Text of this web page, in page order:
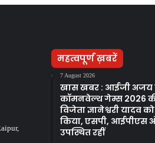
महत्वपूर्ण ख़बरें
7 August 2026
खास खबर : आईजी अजय
कॉमनवेल्थ गेम्स 2026
विजेता ज्ञानेश्वरी यादव
किया, एसपी, आईपीएस
उपस्थित रहीं